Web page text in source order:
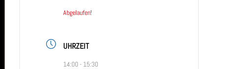
Abgelaufen!
UHRZEIT
14:00 - 15:30